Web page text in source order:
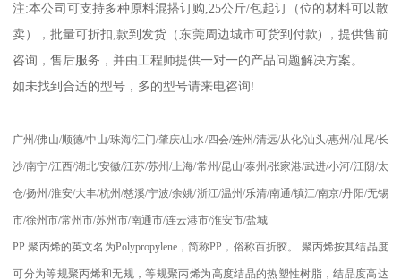
注:本公司可支持多种原料混搭订购 ,25公斤/包起订（位的材料可以散
卖），批量可折扣 ,款到发货（东莞周边城市可货到付款).
，提供售前
咨询，售后服务，并由工程师提供一对一的产品问题解决方案。
如未找到合适的型号，多的型号请来电咨询!
广州/佛山/顺德/中山/珠海/江门/肇庆/山水/四会/连州 /清远/从化/汕头/惠州/汕尾/长
沙/南宁/江西/湖北/安徽/江苏/苏州/上海/常州 /昆山/泰州 /张家港/武进/小河/江阴/太
仓/扬州 /淮安/大丰/杭州/慈溪/宁波/余姚/浙江/温州 /乐清/南通/镇江/南京/丹阳/无锡
市/徐州市/常州市/苏州市/南通市/连云港市/淮安市/盐城
PP聚丙烯的英文名为Polypropylene，简称PP ，俗称百折胶。 聚丙烯按其结晶度
可分为等规聚丙烯和无规，等规聚丙烯为高度结晶的热塑性树脂，结晶度高达